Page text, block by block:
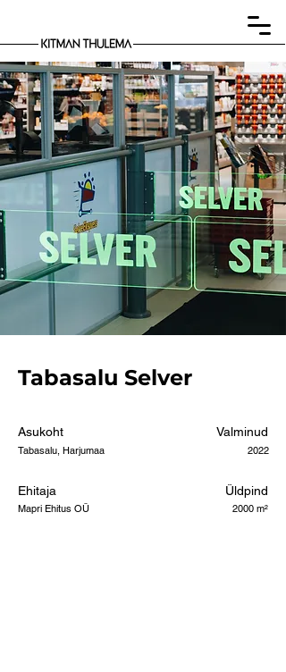
Tabasalu Selver
Asukoht
Tabasalu, Harjumaa
Ehitaja
Mapri Ehitus OÜ
Valminud
2022
Üldpind
2000 m²